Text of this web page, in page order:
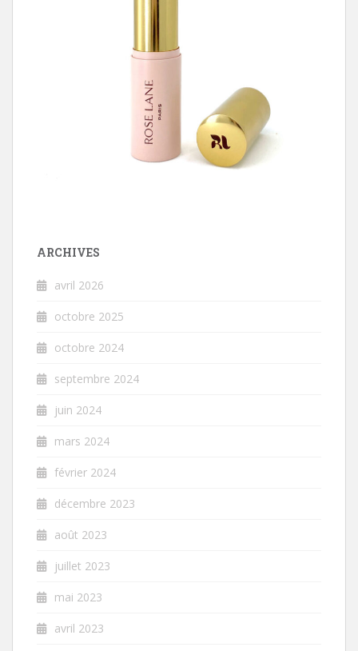
ARCHIVES
avril 2026
octobre 2025
octobre 2024
septembre 2024
juin 2024
mars 2024
février 2024
décembre 2023
août 2023
juillet 2023
mai 2023
avril 2023